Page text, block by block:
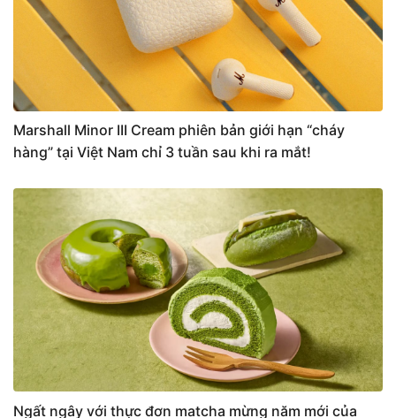
Marshall Minor III Cream phiên bản giới hạn “cháy
hàng” tại Việt Nam chỉ 3 tuần sau khi ra mắt!
Ngất ngây với thực đơn matcha mừng năm mới của